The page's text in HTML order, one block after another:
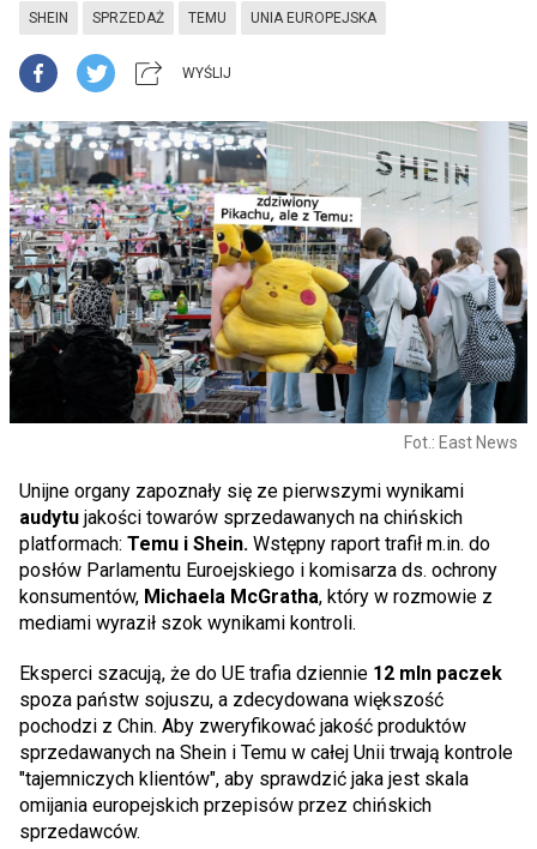
SHEIN SPRZEDAŻ TEMU UNIA EUROPEJSKA
WYŚLIJ
Fot.: East News
Unijne organy zapoznały się ze pierwszymi wynikami
audytu jakości towarów sprzedawanych na chińskich
platformach: Temu i Shein. Wstępny raport trafił m.in. do
posłów Parlamentu Euroejskiego i komisarza ds. ochrony
konsumentów, Michaela McGratha, który w rozmowie z
mediami wyraził szok wynikami kontroli.
Eksperci szacują, że do UE trafia dziennie 12 mln paczek
spoza państw sojuszu, a zdecydowana większość
pochodzi z Chin. Aby zweryfikować jakość produktów
sprzedawanych na Shein i Temu w całej Unii trwają kontrole
"tajemniczych klientów", aby sprawdzić jaka jest skala
omijania europejskich przepisów przez chińskich
sprzedawców.